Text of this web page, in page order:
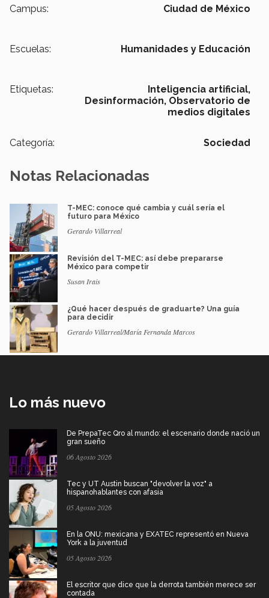
Campus: Ciudad de México
Escuelas: Humanidades y Educación
Etiquetas:
Inteligencia artificial,
Desinformación, Observatorio de
medios digitales
Categoría: Sociedad
Notas Relacionadas
T-MEC: conoce qué cambia y cuál sería el
futuro para México
Gerardo Villarreal
Revisión del T-MEC: así debe prepararse
México para competir
Susan Irais
¿Qué hacer después de graduarte? Una guía
para decidir
Gerardo Villarreal/María Fernanda Marcos
Lo más nuevo
De PrepaTec Qro al mundo: el escenario donde nació un
gran sueño
06 Agosto 2026
Tec y UT Austin buscan "devolver la voz" a
hispanohablantes con afasia
05 Agosto 2026
En la ONU: mexicana y EXATEC representó en Nueva
York a la juventud
05 Agosto 2026
El escritor que dice que la derrota también merece ser
contada